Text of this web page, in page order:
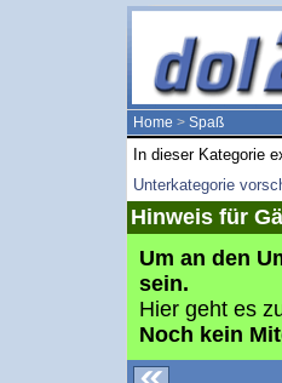
Home > Spaß
In dieser Kategorie
Unterkategorie
Hinweis für
Um an den
sein.
Hier geht es
Noch kein